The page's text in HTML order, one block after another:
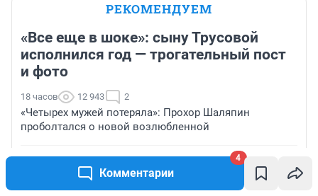
Комментарии
4
РЕКОМЕНДУЕМ
«Все еще в шоке»: сыну Трусовой
исполнился год — трогательный пост
и фото
18 часов 12 943 2
«Четырех мужей потеряла»: Прохор Шаляпин
проболтался о новой возлюбленной
«Расходы на топливо колоссальные»: как
многодетная семья едет на автодоме из Барнаула в
Турцию — фото